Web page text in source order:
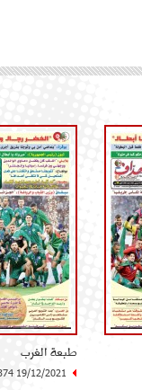
طبعة الغرب
19/12/2021